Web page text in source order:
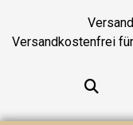
Versandkostenfrei